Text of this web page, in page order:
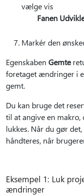
vælge vis
Fanen
Markér den
Egenskaben Gemte
foretaget ændringer i
gemt.
Du kan bruge det
til at angive en makro,
lukkes. Når du gør
håndteres, når
Eksempel 1: Luk
ændringer